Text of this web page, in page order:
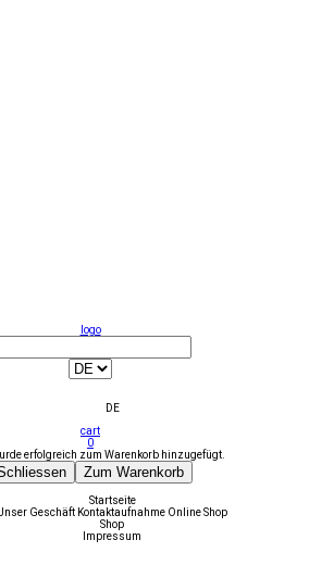
logo
DE
cart
0
erfolgreich zum Warenkorb hinzugefügt.
Zum Warenkorb
Startseite
Geschäft Kontaktaufnahme Online Shop
Shop
Impressum